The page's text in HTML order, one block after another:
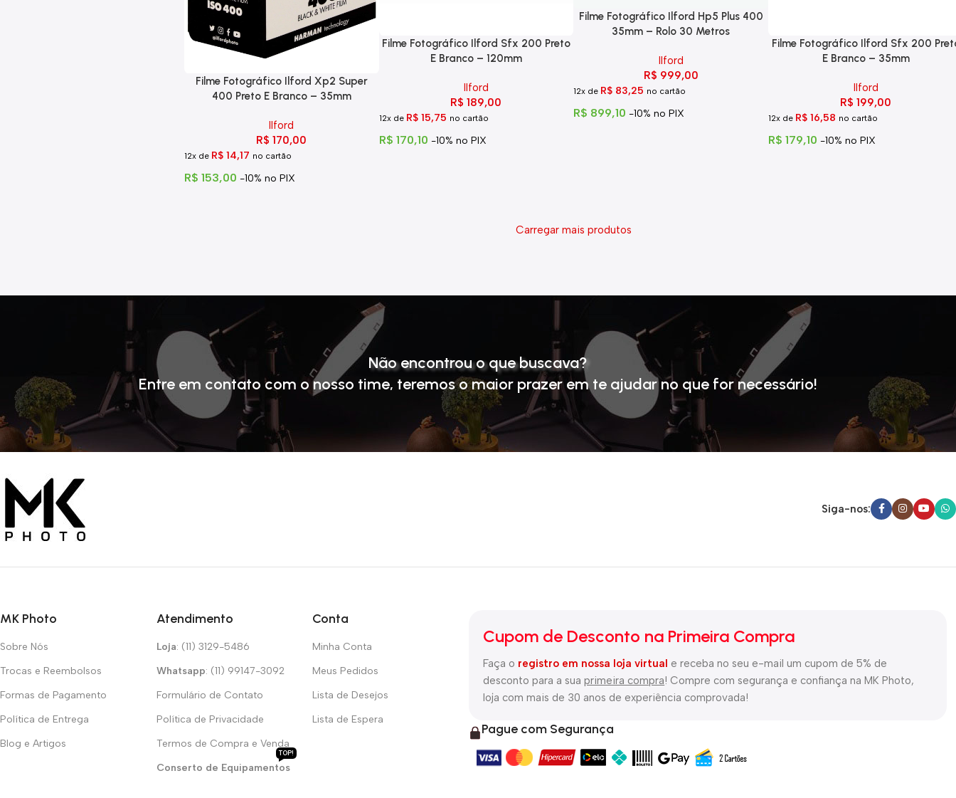
Filme Fotográfico Ilford Hp5 Plus 400
35mm – Rolo 30 Metros
Ilford
R$ 999,00
12x de R$ 83,25 no cartão
R$ 899,10 -10% no PIX
Filme Fotográfico Ilford Sfx 200 Preto
E Branco – 120mm
Ilford
R$ 189,00
12x de R$15,75 no cartão
R$ 170,10 -10% no PIX
Filme Fotográfico Ilford Sfx 200
E Branco – 35mm
Ilford
R$ 199,00
12x de R$ 16,58 no cartão
R$ 179,10 -10% no PIX
Filme Fotográfico Ilford Xp2 Super
400 Preto E Branco – 35mm
Ilford
R$ 170,00
12x de R$14,17 no cartão
R$ 153,00 -10% no PIX
Carregar mais produtos
Não encontrou o que buscava?
Entre em contato com o nosso time, teremos o maior prazer em te ajudar no que for necessário!
Siga-nos:
MK Photo
Sobre Nós
Trocas e Reembolsos
Formas de Pagamento
Política de Entrega
Blog e Artigos
Atendimento
Loja: (11) 3129-5486
Whatsapp: (11) 99147-3092
Formulário de Contato
Política de Privacidade
Termos de Compra e Venda
Conserto de Equipamentos
TOP!
Conta
Minha Conta
Meus Pedidos
Lista de Desejos
Lista de Espera
Cupom de Desconto na Primeira Compra
Faça o registro em nossa loja virtual e receba no seu e-mail um cupom de 5% de
desconto para a suaprimeira compra! Compre com segurança e confiança na MK Photo,
loja com mais de 30 anos de experiência comprovada!
Pague com Segurança